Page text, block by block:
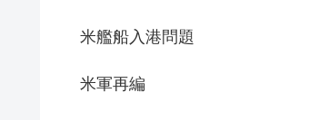
米艦船入港問題
米軍再編